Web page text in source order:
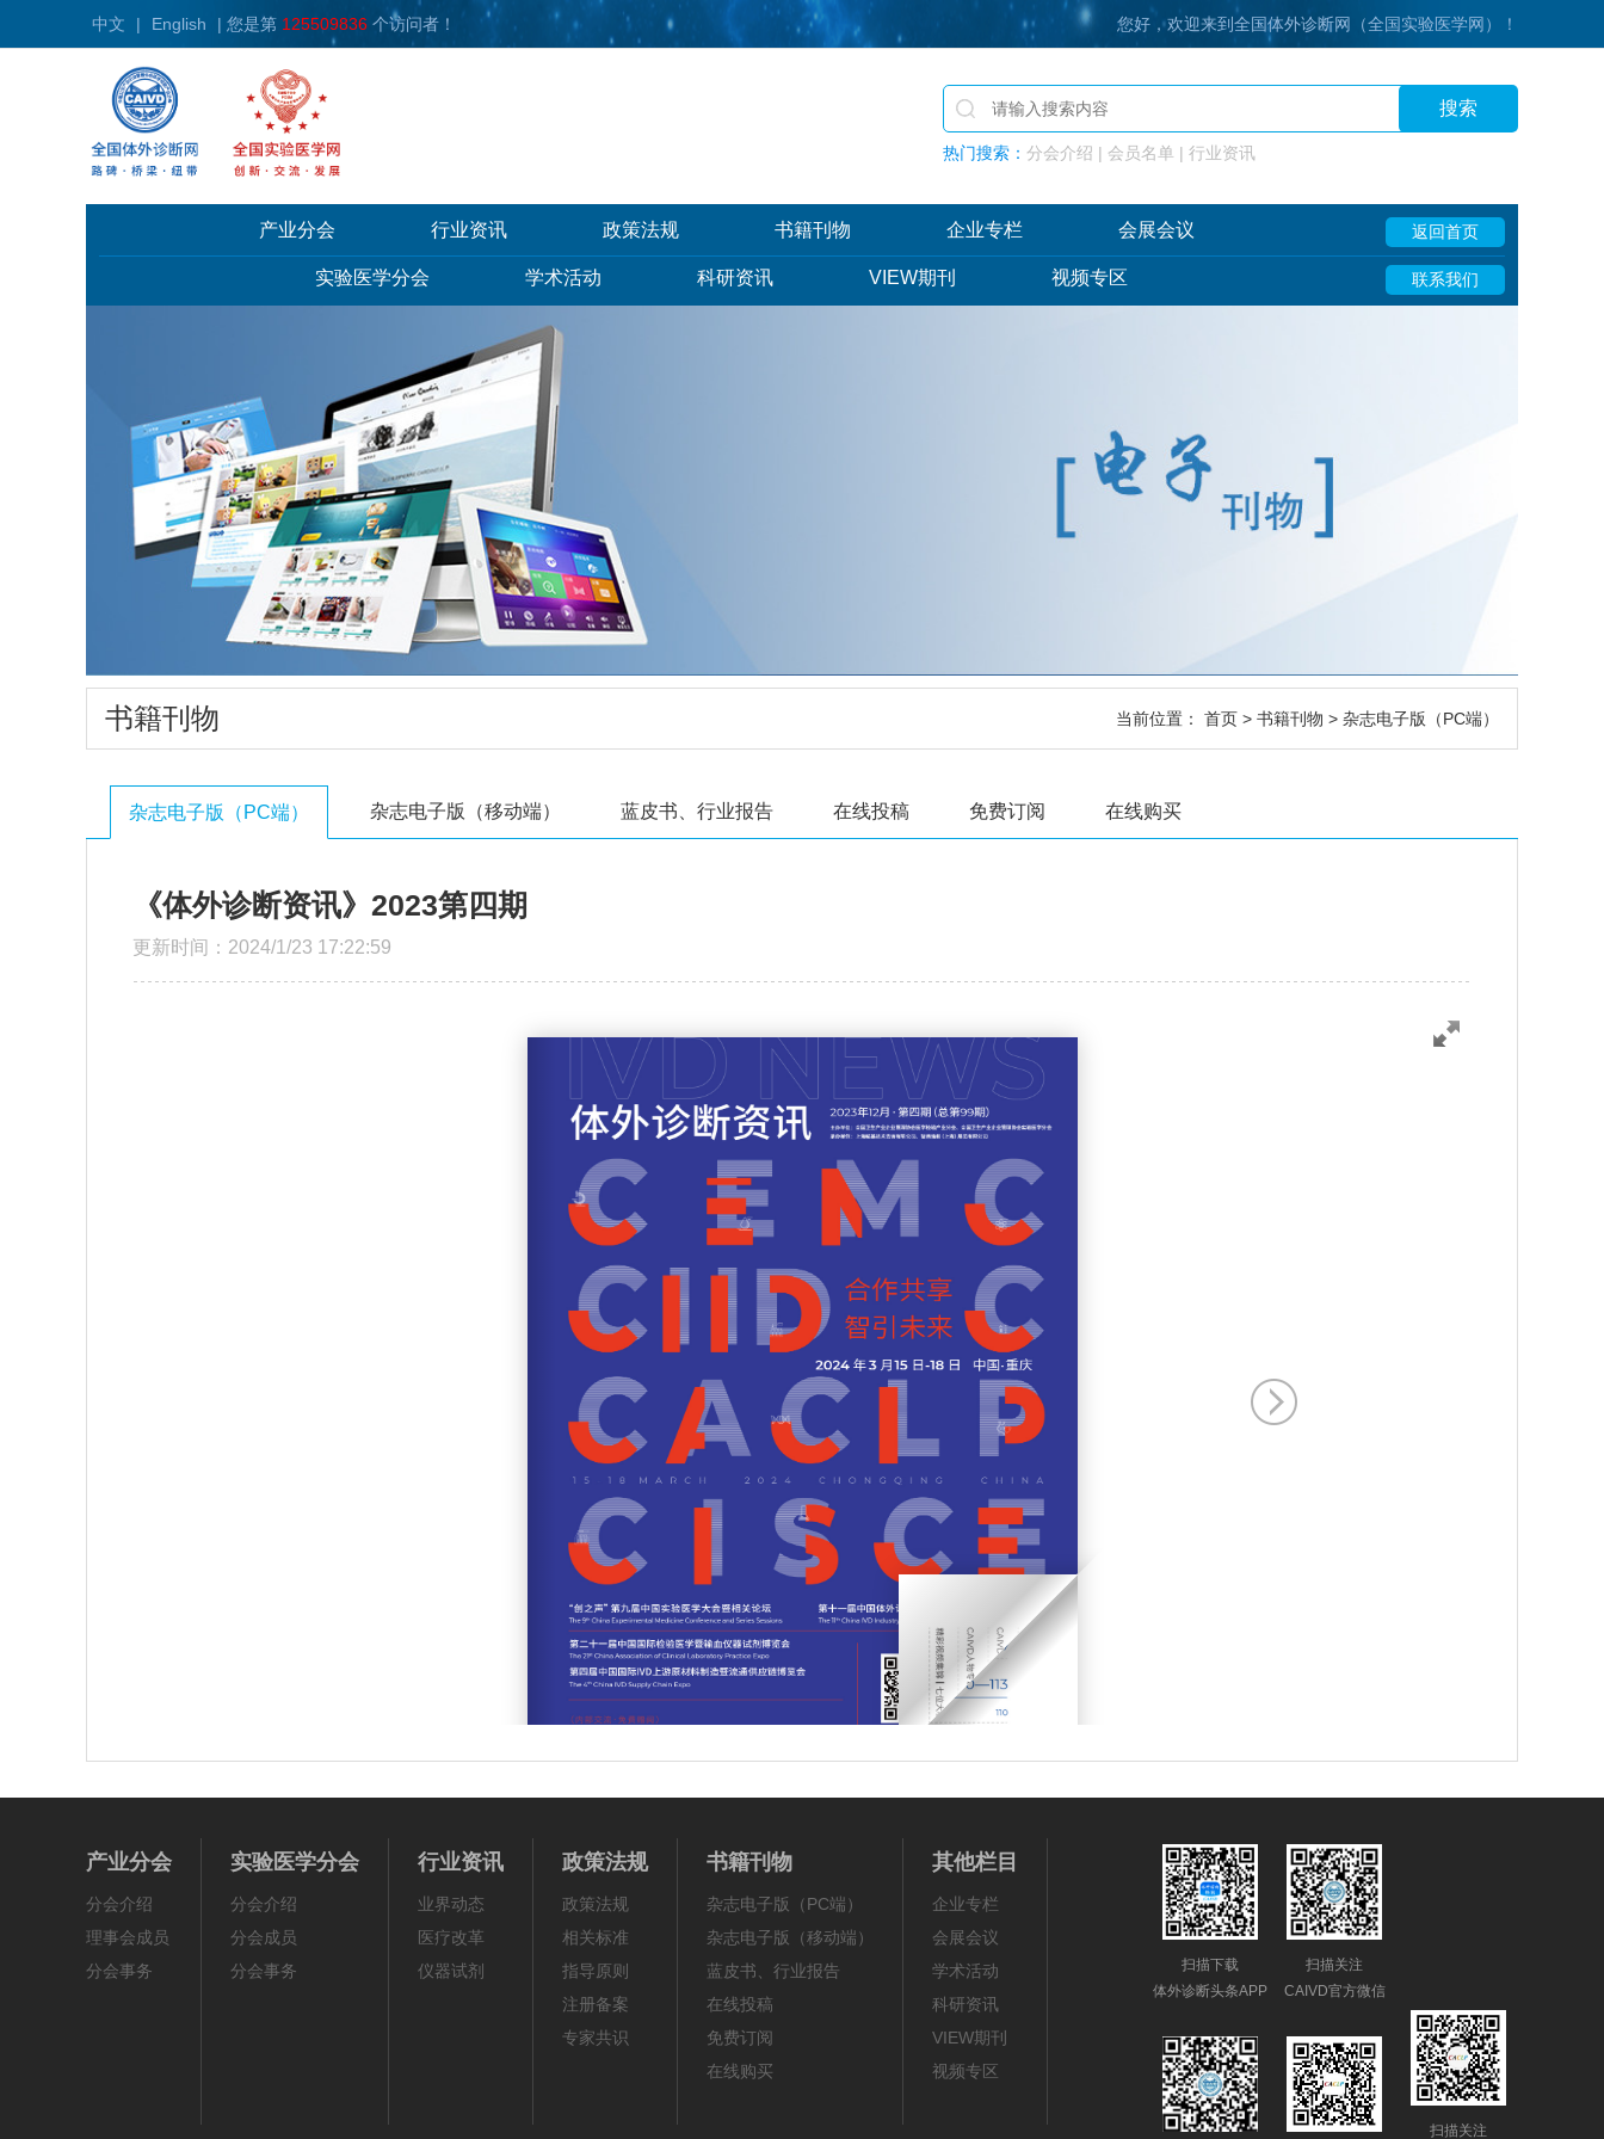
中文 | English | 您是第 125509836 个访问者！ 您好，欢迎来到全国体外诊断网（全国实验医学网）！
搜索
热门搜索： 分会介绍 | 会员名单 | 行业资讯
产业分会 行业资讯 政策法规 书籍刊物 企业专栏 会展会议 返回首页
实验医学分会 学术活动 科研资讯 VIEW期刊 视频专区 联系我们
书籍刊物 当前位置： 首页 > 书籍刊物 > 杂志电子版（PC端）
杂志电子版（PC端） 杂志电子版（移动端） 蓝皮书、行业报告 在线投稿 免费订阅 在线购买
《体外诊断资讯》2023第四期
更新时间：2024/1/23 17:22:59
产业分会
分会介绍
理事会成员
分会事务
实验医学分会
分会介绍
分会成员
分会事务
行业资讯
业界动态
医疗改革
仪器试剂
政策法规
政策法规
相关标准
指导原则
注册备案
专家共识
书籍刊物
杂志电子版（PC端）
杂志电子版（移动端）
蓝皮书、行业报告
在线投稿
免费订阅
在线购买
其他栏目
企业专栏
会展会议
学术活动
科研资讯
VIEW期刊
视频专区
扫描下载
体外诊断头条APP
扫描关注
CAIVD官方微信
扫描关注